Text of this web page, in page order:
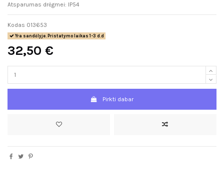
Atsparumas drėgmei: IP54
Kodas 013653
Yra sandėlyje. Pristatymo laikas 1-3 d.d
32,50 €
Pirkti dabar